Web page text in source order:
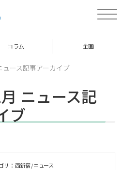
toggle
ム
ュース記事アーカイブ
ニュース記
ブ
リ： 西新宿 / ニュース